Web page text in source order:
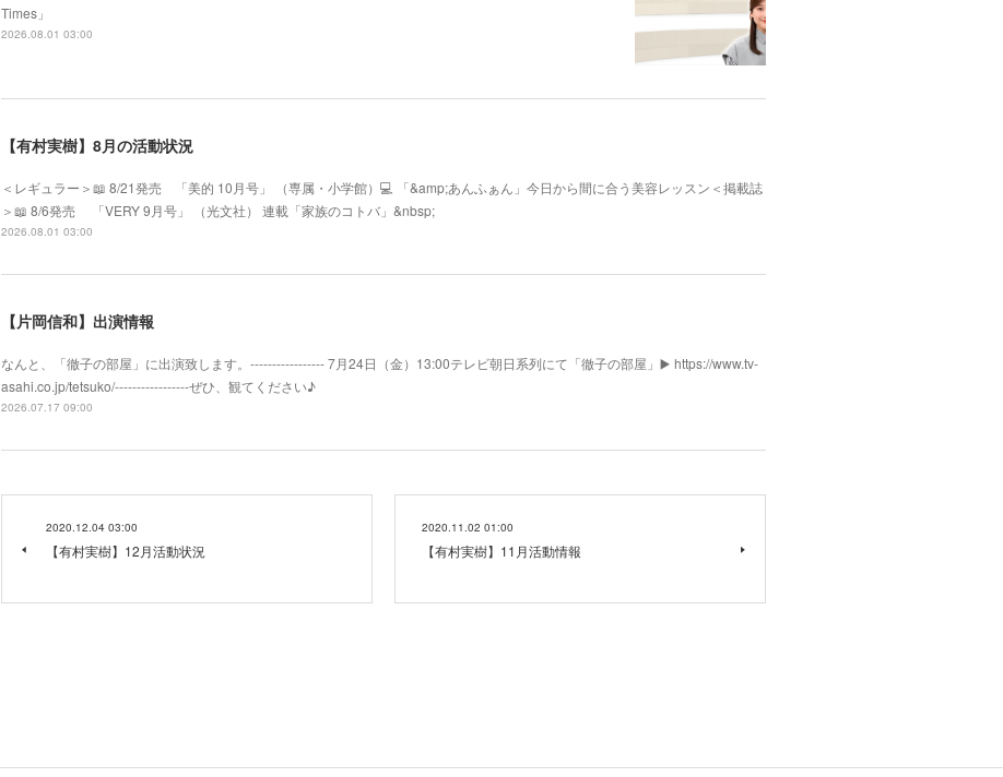
Times」
2026.08.01 03:00
【有村実樹】8月の活動状況
＜レギュラー＞📖 8/21発売 「美的 10月号」 （専属・小学館）💻 「&amp;あんふぁん」今日から間に合う美容レッスン＜掲載誌
＞📖 8/6発売 「VERY 9月号」 （光文社） 連載「家族のコトバ」&nbsp;
2026.08.01 03:00
【片岡信和】出演情報
なんと、「徹子の部屋」に出演致します。----------------- 7月24日（金）13:00テレビ朝日系列にて「徹子の部屋」▶️ https://www.tv-
asahi.co.jp/tetsuko/-----------------ぜひ、観てください♪
2026.07.17 09:00
2020.12.04 03:00
【有村実樹】12月活動状況
2020.11.02 01:00
【有村実樹】11月活動情報